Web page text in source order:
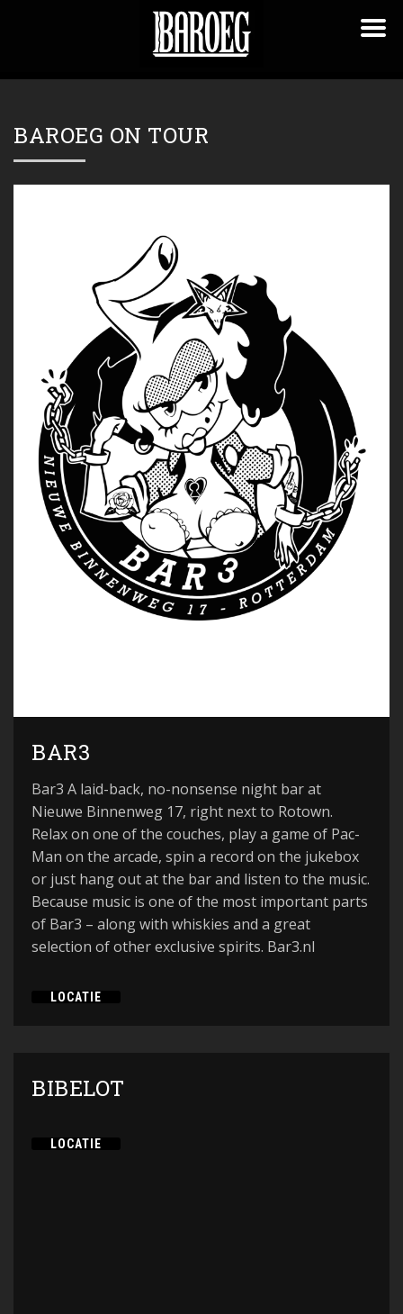
BAROEG ON TOUR
BAR3
Bar3 A laid-back, no-nonsense night bar at
Nieuwe Binnenweg 17, right next to Rotown.
Relax on one of the couches, play a game of Pac-
Man on the arcade, spin a record on the jukebox
or just hang out at the bar and listen to the music.
Because music is one of the most important parts
of Bar3 – along with whiskies and a great
selection of other exclusive spirits. Bar3.nl
LOCATIE
BIBELOT
LOCATIE